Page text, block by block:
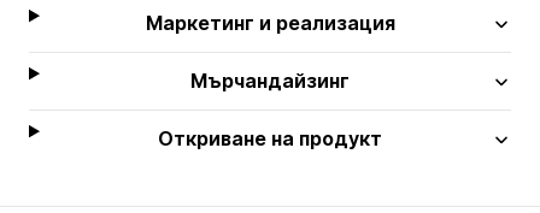
Маркетинг и реализация
Мърчандайзинг
Откриване на продукт